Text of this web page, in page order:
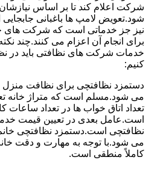
شرکت اعلام کند تا بر اساس
شود.تعویض لامپ ها باغبانی
نیز جز خدماتی است که شرکت های
برای انجام آن اعزام می کنند.چند
خدمات شرکت های نظافتی باید در
کنیم:
دستمزد نظافتچی برای نظافت
می شود.مسلم است که متراژ خانه
تعداد اتاق خواب ها در تعداد ساعات
است.عامل بعدی در تعیین قیمت
نظافتچی است.دستمزد نظافتچی خانم
می شود.با توجه به مهارت و دقت
کاملاً منطقی است.